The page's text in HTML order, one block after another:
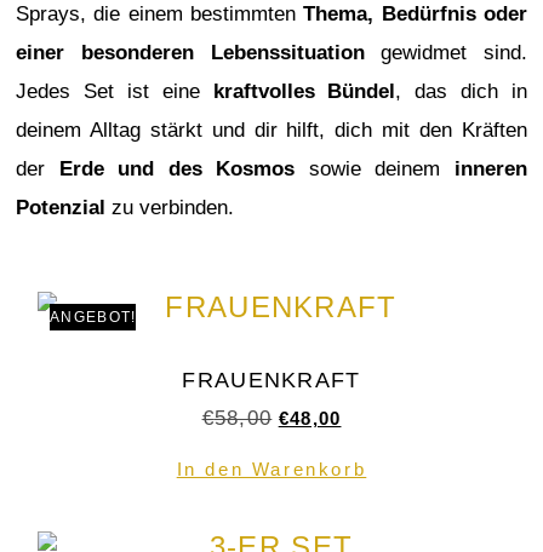
Sprays, die einem bestimmtenThema, Bedürfnis oder
einer besonderen Lebenssituationgewidmet sind.
Jedes Set ist eine kraftvolles Bündel, das dich in
deinem Alltag stärkt und dir hilft, dich mit den Kräften
der Erde und des Kosmos sowie deinem inneren
Potenzial zu verbinden.
ANGEBOT!
FRAUENKRAFT
€58,00 €48,00
In den Warenkorb